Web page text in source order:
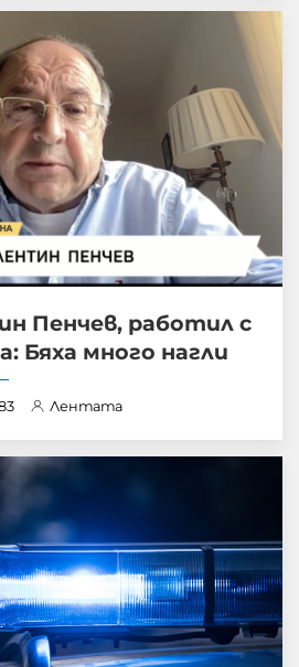
Пенчев, работил с
Бяха много нагли
Лентата